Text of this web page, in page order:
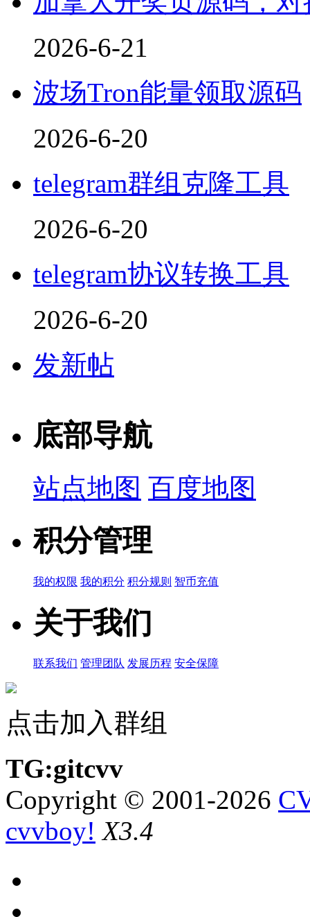
2026-6-21
波场Tron能量领取源码
2026-6-20
telegram群组克隆工具
2026-6-20
telegram协议转换工具
2026-6-20
发新帖
底部导航
站点地图 百度地图
积分管理
我的权限 我的积分 积分规则 智币充值
关于我们
联系我们 管理团队 发展历程 安全保障
点击加入群组
TG:gitcvv
Copyright © 2001-2026
cvvboy! X3.4